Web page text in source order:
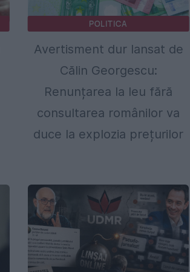
POLITICA
Avertisment dur lansat de
Călin Georgescu:
Renunțarea la leu fără
consultarea românilor va
duce la explozia prețurilor